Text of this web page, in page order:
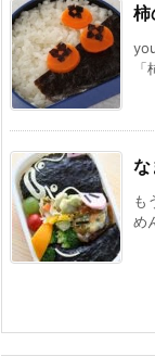
柿
な
も
め